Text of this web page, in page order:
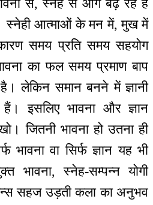
से, स्नेह से आगे बढ़ रहे हैं
स्नेही आत्माओं के मन में, मुख में
समय प्रति समय सहयोग
का फल समय प्रमाण बाप
है। लेकिन समान बनने में ज्ञानी
इसलिए भावना और ज्ञान
जितनी भावना हो उतना ही
भावना वा सिर्फ ज्ञान यह भी
भावना, स्नेह-सम्पन्न योगी
सहज उड़ती कला का अनुभव